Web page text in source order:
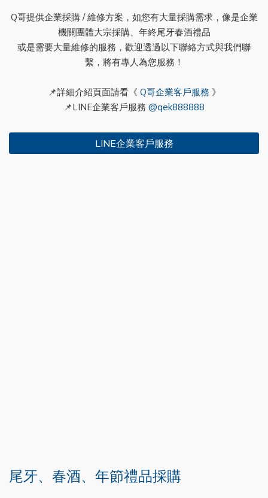
Q哥提供企業採購 / 維修方案，如您有大量採購需求，像是企業
機關團體大宗採購、年終尾牙春酒禮品
或是需要大量維修的服務，歡迎透過以下聯絡方式與我們聯
繫，將有專人為您服務！
📌詳細介紹頁面請看《 Q哥企業客戶服務 》
📌LINE企業客戶服務 @qek888888
LINE企業客戶服務
尾牙、春酒、年節禮品採購